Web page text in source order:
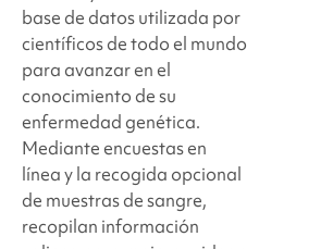
base de datos utilizada por
científicos de todo el mundo
para avanzar en el
conocimiento de su
enfermedad genética.
Mediante encuestas en
línea y la recogida opcional
de muestras de sangre,
recopilan información